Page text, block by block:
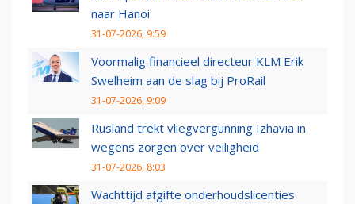
naar Hanoi
31-07-2026, 9:59
Voormalig financieel directeur KLM Erik
Swelheim aan de slag bij ProRail
31-07-2026, 9:09
Rusland trekt vliegvergunning Izhavia in
wegens zorgen over veiligheid
31-07-2026, 8:03
Wachttijd afgifte onderhoudslicenties